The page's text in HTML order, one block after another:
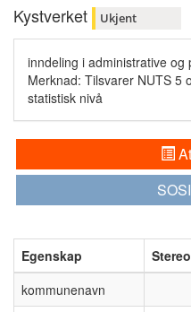
Kystverket Ukjent
inndeling i administrative
Merknad: Tilsvarer NUTS 5
statistisk nivå
Egenskap
kommunenavn